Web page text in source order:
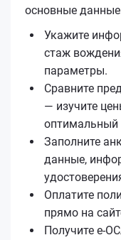
основные
Укажите
стаж
параметры.
Сравните
— изучите
оптимальный
Заполните
данные,
Оплатите
прямо на
Получите